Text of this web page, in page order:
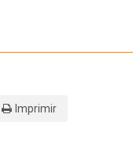
Imprimir